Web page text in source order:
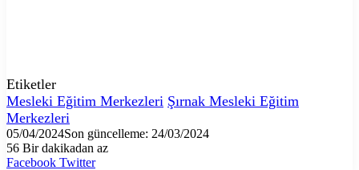
Etiketler
Mesleki Eğitim Merkezleri Şırnak Mesleki Eğitim
Merkezleri
05/04/2024Son güncelleme: 24/03/2024
56 Bir dakikadan az
Facebook TwitterLinkedIn
Tumblr
Pinterest
Reddit
VKontakte
E-
Yazdır